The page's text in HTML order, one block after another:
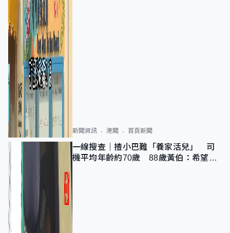
新聞資訊 港聞 首頁新聞
一線搜查｜揸小巴難「養家活兒」 司
機平均年齡約70歲 88歲黃伯：希望一